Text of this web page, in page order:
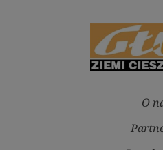
O